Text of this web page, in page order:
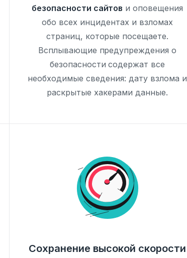
безопасности сайтов и оповещения
обо всех инцидентах и взломах
страниц, которые посещаете.
Всплывающие предупреждения о
безопасности содержат все
необходимые сведения: дату взлома и
раскрытые хакерами данные.
Сохранение высокой скорости